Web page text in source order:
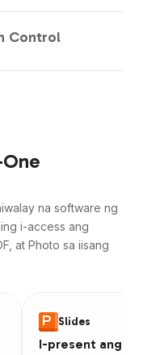
Control
na software ng
i-access ang
at Photo sa iisang
Slides
I-present ang